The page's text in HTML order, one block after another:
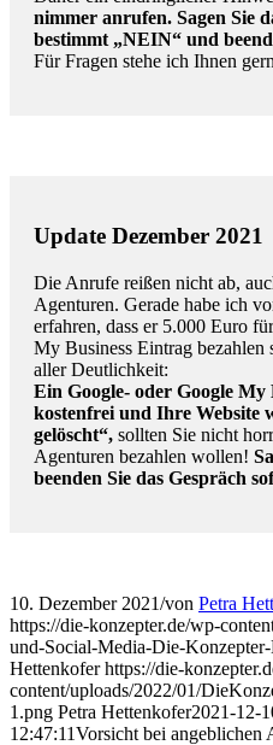
nimmer anrufen. Sagen Sie
bestimmt „NEIN“ und
Für Fragen stehe ich Ihnen
Update Dezember 2021
Die Anrufe reißen nicht ab,
Agenturen. Gerade habe ich
erfahren, dass er 5.000 Euro
My Business Eintrag bezahlen
aller Deutlichkeit:
Ein Google- oder Google My
kostenfrei und Ihre Website
gelöscht“, sollten Sie nicht
Agenturen bezahlen wollen!
beenden Sie das Gespräch
10. Dezember 2021/von Petra
https://die-konzepter.de/wp-
und-Social-Media-Die-
Hettenkofer https://die-
content/uploads/2022/01/
1.png Petra Hettenkofer2021-12-
12:47:11Vorsicht bei angeb­lichen